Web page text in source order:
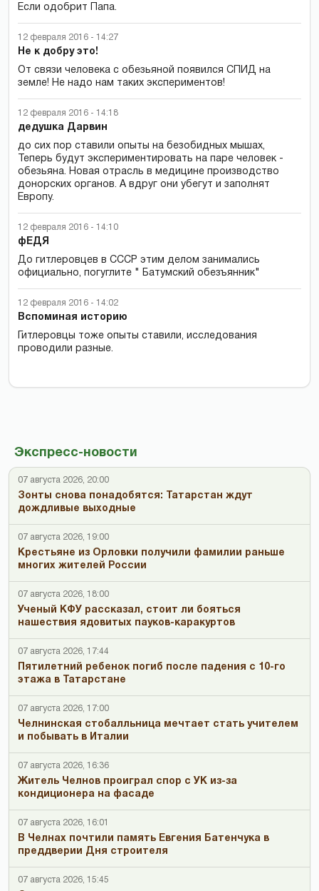
Экспресс-новости
07 августа 2026, 20:00
Зонты снова понадобятся: Татарстан ждут
дождливые выходные
07 августа 2026, 19:00
Крестьяне из Орловки получили фамилии раньше
многих жителей России
07 августа 2026, 18:00
Ученый КФУ рассказал, стоит ли бояться
нашествия ядовитых пауков-каракуртов
07 августа 2026, 17:44
Пятилетний ребенок погиб после падения с 10-го
этажа в Татарстане
07 августа 2026, 17:00
Челнинская стобалльница мечтает стать учителем
и побывать в Италии
07 августа 2026, 16:36
Житель Челнов проиграл спор с УК из-за
кондиционера на фасаде
07 августа 2026, 16:01
В Челнах почтили память Евгения Батенчука в
преддверии Дня строителя
07 августа 2026, 15:45
Если одобрит Папа.
12 февраля 2016 - 14:27
Не к добру это!
От связи человека с обезьяной появился СПИД на
земле! Не надо нам таких экспериментов!
12 февраля 2016 - 14:18
дедушка Дарвин
до сих пор ставили опыты на безобидных мышах,
Теперь будут экспериментировать на паре человек -
обезьяна. Новая отрасль в медицине производство
донорских органов. А вдруг они убегут и заполнят
Европу.
12 февраля 2016 - 14:10
фЕДЯ
До гитлеровцев в СССР этим делом занимались
официально, погуглите " Батумский обезъянник"
12 февраля 2016 - 14:02
Вспоминая историю
Гитлеровцы тоже опыты ставили, исследования
проводили разные.